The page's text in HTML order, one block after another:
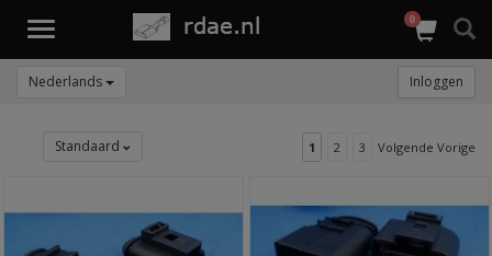
Toggle
0
Nederlands Inloggen
Standaard 1 2 3 Volgende Vorige